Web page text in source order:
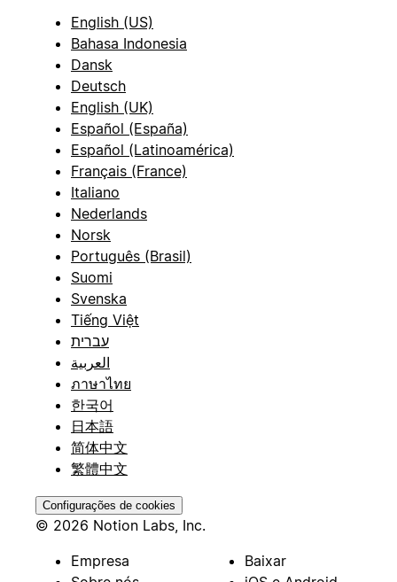
English (US)
Bahasa Indonesia
Dansk
Deutsch
English (UK)
Español (España)
Español (Latinoamérica)
Français (France)
Italiano
Nederlands
Norsk
Português (Brasil)
Suomi
Svenska
Tiếng Việt
עברית
العربية
ภาษาไทย
한국어
日本語
简体中文
繁體中文
Configurações de cookies
© 2026 Notion Labs, Inc.
Empresa
Baixar